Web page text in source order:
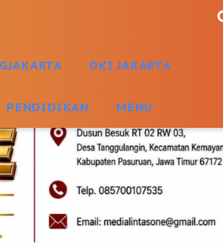
DKI JAKARTA
PENDIDIKAN MENU